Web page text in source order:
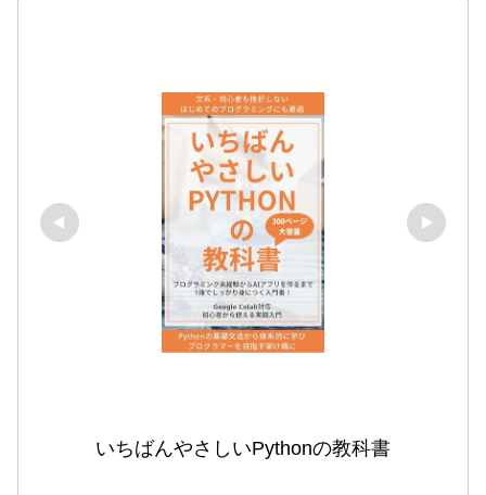
いちばんやさしいPythonの教科書